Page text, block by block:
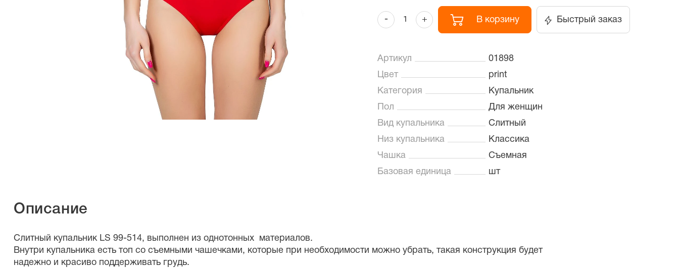
- + В корзину Быстрый заказ
Артикул
01898
Цвет
print
Категория
Купальник
Пол
Для женщин
Вид купальника
Слитный
Низ купальника
Классика
Чашка
Съемная
Базовая единица
шт
Описание
Слитный купальник LS 99-514, выполнен из однотонных материалов.
Внутри купальника есть топ со съемными чашечками, которые при необходимости можно убрать, такая конструкция будет
надежно и красиво поддерживать грудь.